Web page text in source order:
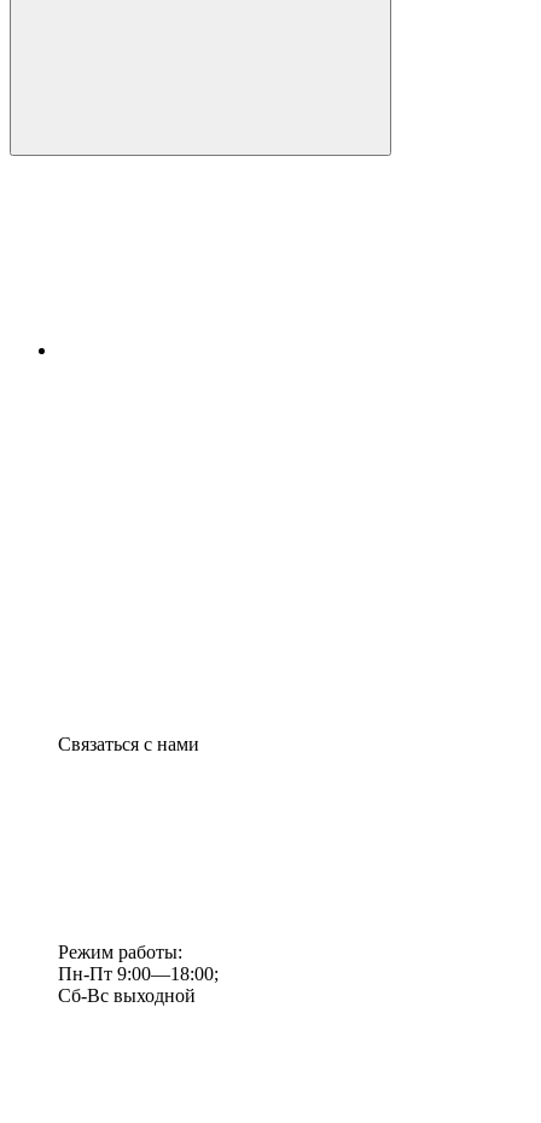
Связаться с нами
Режим работы:
Пн-Пт 9:00—18:00;
Сб-Вс выходной